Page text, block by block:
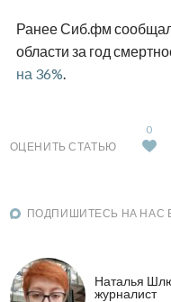
Ранее Сиб.фм сообщал
области за год
на 36%.
ОЦЕНИТЬ СТАТЬЮ
0
ПОДПИШИТЕСЬ НА НАС
Наталья
журналист